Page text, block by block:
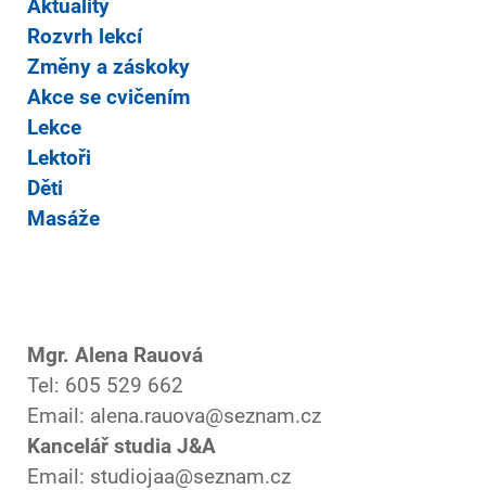
Aktuality
Rozvrh lekcí
Změny a záskoky
Akce se cvičením
Lekce
Lektoři
Děti
Masáže
Mgr. Alena Rauová
Tel: 605 529 662
Email: alena.rauova@seznam.cz
Kancelář studia J&A
Email: studiojaa@seznam.cz